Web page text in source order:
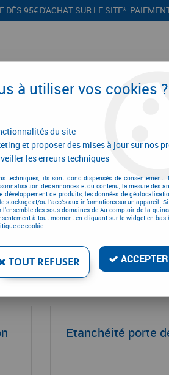
95€ D'ACHAT SUR LE SITE*
PROMOTIONS
d'étanchéité
une sélection de produits d'étanchéité.
doigts au niveau des charnières.
de porte de garage.
Etanchéité porte
à utiliser vos cookies ?
du site
et proposer des mises à jour sur nos
les erreurs techniques
techniques, ils sont donc dispensés de consentement.
des annonces et du contenu, la mesure des
de produits, les données de
stockage et/ou l'accès aux informations sur un appareil.
des sous-domaines de Au comptoir de la
à tout moment en cliquant sur le widget en bas
de cookie.
TOUT REFUSER